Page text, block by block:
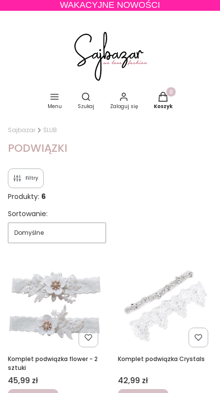
WAKACYJNE NOWOŚCI
Menu
Otwórz wyszukiwarkę
Szukaj Zaloguj się
Produkty w
Koszyk
Sajbazar ŚLUB
PODWIĄZKI
Filtry
Produkty: 6
Lista produktów
Sortowanie:
Domyślne
Komplet podwiązka flower - 2
sztuki
Cena
45,99 zł
Komplet podwiązka Crystals
Cena
42,99 zł